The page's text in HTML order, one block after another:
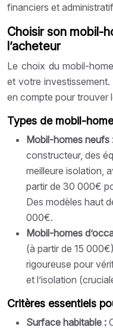
financiers et
Choisir son mobil-
l’acheteur
Le choix du mobil-
et votre
en compte pour trouver
Types de mobil-
Mobil-homes neufs
constructeur, des
meilleure isolation,
partir de 30 000€
Des modèles haut
000€.
Mobil-homes
(à partir de 15
rigoureuse pour
et l’isolation
Critères essentiels
Surface habitable :